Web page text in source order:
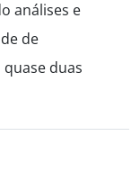
análises e
de
duas